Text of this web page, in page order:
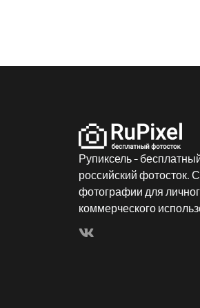
Рупиксель -
российский фотосток.
фотографии для
коммерческого